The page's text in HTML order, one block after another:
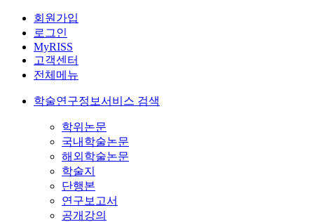
회원가입
로그인
MyRISS
고객센터
전체메뉴
학술연구정보서비스 검색
학위논문
국내학술논문
해외학술논문
학술지
단행본
연구보고서
공개강의